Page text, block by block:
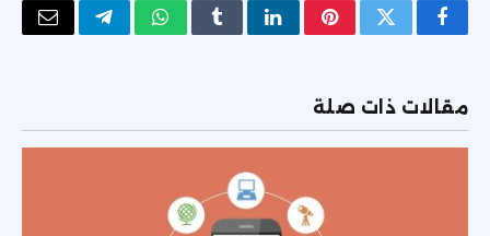
فيسبوكتويتر بينتيريستلينكدإنTumblrواتسابتيلقرامالبريد
مقالات ذات صلة